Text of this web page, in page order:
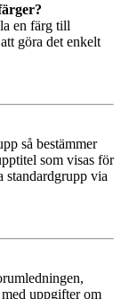
en färg till
göra det enkelt
så bestämmer
som visas för
standardgrupp via
uppgifter om